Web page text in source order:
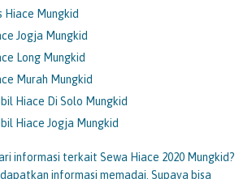
Hiace Mungkid
Jogja Mungkid
Long Mungkid
Murah Mungkid
Hiace Di Solo Mungkid
Hiace Jogja Mungkid
informasi terkait Sewa Hiace 2020 Mungkid?
informasi memadai. Supaya bisa